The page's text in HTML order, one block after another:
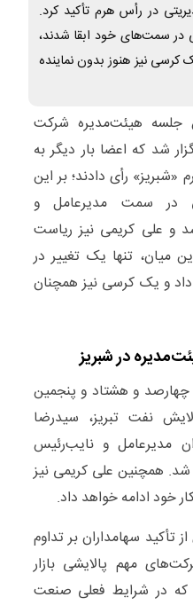
در رأس هرم تأکید کرد.
در سمت‌های خود ابقا شدند،
نیز هنوز بدون نماینده
جلسه هیئت‌مدیره شرکت
شد که اعضا بار دیگر به
رأی دادند؛ بر این
در سمت مدیرعامل و
و علی کریمی نیز ریاست
میان، تنها یک تغییر در
و یک کرسی نیز همچنان
در شبریز
چهارصد و هشتاد و پنجمین
نفت تبریز، سیدرضا
مدیرعامل و نایب‌رئیس
همچنین علی کریمی نیز
خود ادامه خواهد داد.
تأکید سهامداران بر تداوم
مهم پالایشی بازار
که در شرایط فعلی صنعت